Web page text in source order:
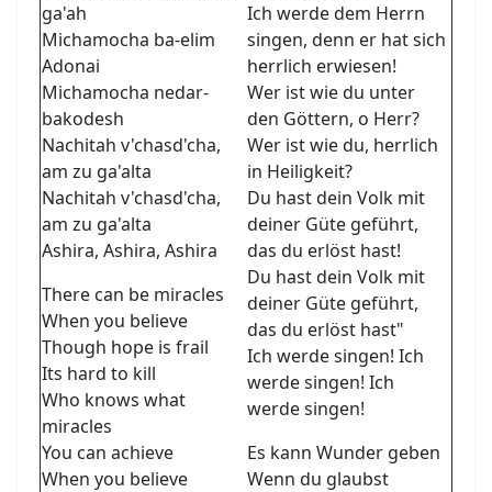
ga'ah
Michamocha ba-elim
Adonai
Michamocha nedar-
bakodesh
Nachitah v'chasd'cha,
am zu ga'alta
Nachitah v'chasd'cha,
am zu ga'alta
Ashira, Ashira, Ashira
There can be miracles
When you believe
Though hope is frail
Its hard to kill
Who knows what
miracles
You can achieve
When you believe
Ich werde dem Herrn
singen, denn er hat sich
herrlich erwiesen!
Wer ist wie du unter
den Göttern, o Herr?
Wer ist wie du, herrlich
in Heiligkeit?
Du hast dein Volk mit
deiner Güte geführt,
das du erlöst hast!
Du hast dein Volk mit
deiner Güte geführt,
das du erlöst hast"
Ich werde singen! Ich
werde singen! Ich
werde singen!
Es kann Wunder geben
Wenn du glaubst